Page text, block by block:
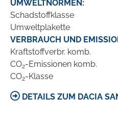
UMWELTNORMEN:
Schadstoffklasse
Umweltplakette
VERBRAUCH UND
Kraftstoffverbr. komb.
CO2-Emissionen komb.
CO2-Klasse
DETAILS ZUM DACIA